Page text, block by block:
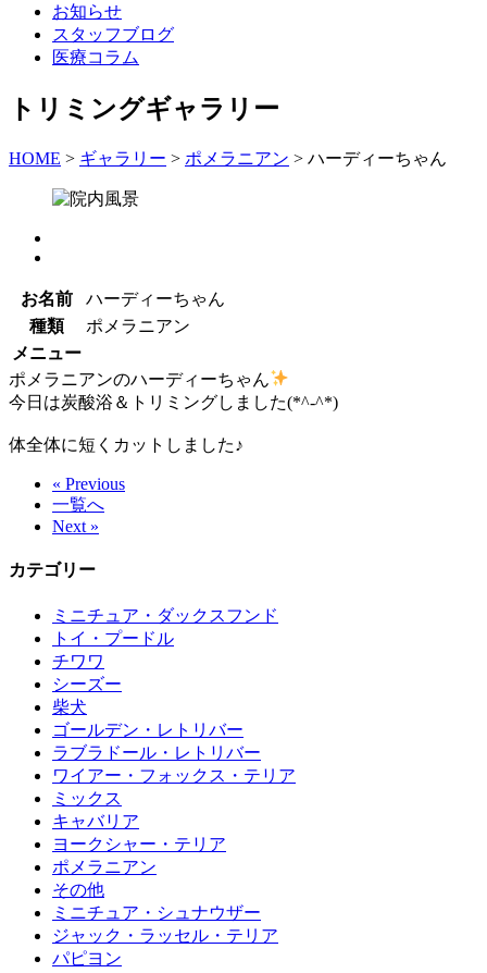
お知らせ
スタッフブログ
医療コラム
トリミングギャラリー
HOME > ギャラリー > ポメラニアン > ハーディーちゃん
お名前
ハーディーちゃん
種類
ポメラニアン
メニュー
ポメラニアンのハーディーちゃん
今日は炭酸浴＆トリミングしました(*^-^*)
体全体に短くカットしました♪
« Previous
一覧へ
Next »
カテゴリー
ミニチュア・ダックスフンド
トイ・プードル
チワワ
シーズー
柴犬
ゴールデン・レトリバー
ラブラドール・レトリバー
ワイアー・フォックス・テリア
ミックス
キャバリア
ヨークシャー・テリア
ポメラニアン
その他
ミニチュア・シュナウザー
ジャック・ラッセル・テリア
パピヨン